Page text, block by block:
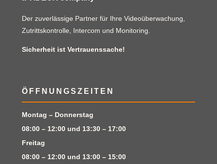
Der zuverlässige Partner für Ihre Videoüberwachung,
Zutrittskontrolle, Intercom und Monitoring.
Sicherheit ist Vertrauenssache!
ÖFFNUNGSZEITEN
Montag – Donnerstag
08:00 – 12:00 und 13:30 – 17:00
Freitag
08:00 – 12:00 und 13:00 – 15:00